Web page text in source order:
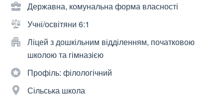
Державна, комунальна форма власності
Учні/освітяни 6:1
Ліцей з дошкільним відділенням, початковою
школою та гімназією
Профіль: філологічний
Сільська школа